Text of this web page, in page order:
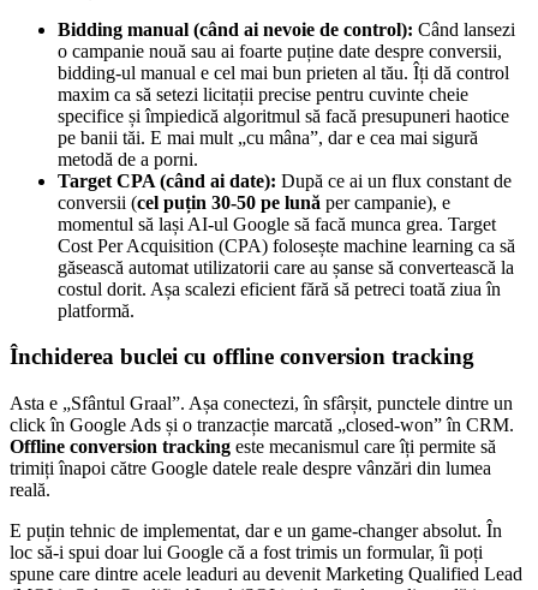
Bidding manual (când ai nevoie de control): Când lansezi
o campanie nouă sau ai foarte puține date despre conversii,
bidding-ul manual e cel mai bun prieten al tău. Îți dă control
maxim ca să setezi licitații precise pentru cuvinte cheie
specifice și împiedică algoritmul să facă presupuneri haotice
pe banii tăi. E mai mult „cu mâna”, dar e cea mai sigură
metodă de a porni.
Target CPA (când ai date): După ce ai un flux constant de
conversii (cel puțin 30-50 pe lună per campanie), e
momentul să lași AI-ul Google să facă munca grea. Target
Cost Per Acquisition (CPA) folosește machine learning ca să
găsească automat utilizatorii care au șanse să convertească la
costul dorit. Așa scalezi eficient fără să petreci toată ziua în
platformă.
Închiderea buclei cu offline conversion tracking
Asta e „Sfântul Graal”. Așa conectezi, în sfârșit, punctele dintre un
click în Google Ads și o tranzacție marcată „closed-won” în CRM.
Offline conversion tracking este mecanismul care îți permite să
trimiți înapoi către Google datele reale despre vânzări din lumea
reală.
E puțin tehnic de implementat, dar e un game-changer absolut. În
loc să-i spui doar lui Google că a fost trimis un formular, îi poți
spune care dintre acele leaduri au devenit Marketing Qualified Lead